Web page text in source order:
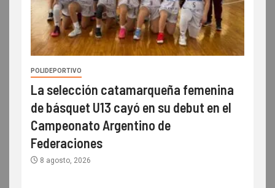
POLIDEPORTIVO
La selección catamarqueña femenina
de básquet U13 cayó en su debut en el
Campeonato Argentino de
Federaciones
8 agosto, 2026